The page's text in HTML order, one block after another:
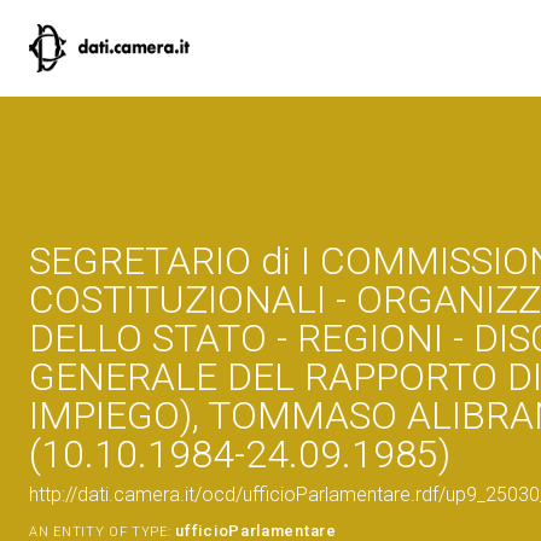
SEGRETARIO di I
COSTITUZIONALI -
DELLO STATO - REGIONI -
GENERALE DEL RAPPORTO
IMPIEGO), TOMMASO
(10.10.1984-24.09.1985)
http://dati.camera.it/ocd/ufficioParlamentare.rdf/
AN ENTITY OF TYPE: ufficioParlamentare